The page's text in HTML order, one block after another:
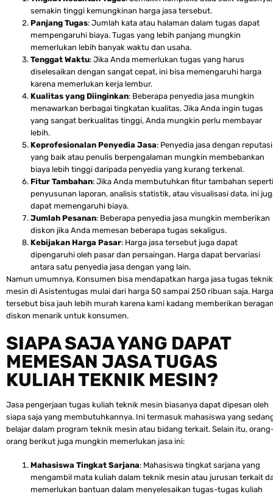
semakin tinggi kemungkinan harga jasa tersebut.
Panjang Tugas: Jumlah kata atau halaman dalam tugas dapat
mempengaruhi biaya. Tugas yang lebih panjang mungkin
memerlukan lebih banyak waktu dan usaha.
Tenggat Waktu: Jika Anda memerlukan tugas yang harus
diselesaikan dengan sangat cepat, ini bisa memengaruhi harga
karena memerlukan kerja lembur.
Kualitas yang Diinginkan: Beberapa penyedia jasa mungkin
menawarkan berbagai tingkatan kualitas. Jika Anda ingin tugas
yang sangat berkualitas tinggi, Anda mungkin perlu membayar
lebih.
Keprofesionalan Penyedia Jasa: Penyedia jasa dengan reputasi
yang baik atau penulis berpengalaman mungkin membebankan
biaya lebih tinggi daripada penyedia yang kurang terkenal.
Fitur Tambahan: Jika Anda membutuhkan fitur tambahan seperti
penyusunan laporan, analisis statistik, atau visualisasi data, ini
dapat memengaruhi biaya.
Jumlah Pesanan: Beberapa penyedia jasa mungkin memberikan
diskon jika Anda memesan beberapa tugas sekaligus.
Kebijakan Harga Pasar: Harga jasa tersebut juga dapat
dipengaruhi oleh pasar dan persaingan. Harga dapat bervariasi
antara satu penyedia jasa dengan yang lain.
Namun umumnya, Konsumen bisa mendapatkan harga jasa tugas teknik
mesin di Asistentugas mulai dari harga 50 sampai 250 ribuan saja. Harga
tersebut bisa jauh lebih murah karena kami kadang memberikan
diskon menarik untuk konsumen.
SIAPA SAJA YANG DAPAT
MEMESAN JASA TUGAS
KULIAH TEKNIK MESIN?
Jasa pengerjaan tugas kuliah teknik mesin biasanya dapat dipesan oleh
siapa saja yang membutuhkannya. Ini termasuk mahasiswa yang
belajar dalam program teknik mesin atau bidang terkait. Selain itu,
orang berikut juga mungkin memerlukan jasa ini:
Mahasiswa Tingkat Sarjana: Mahasiswa tingkat sarjana yang
mengambil mata kuliah dalam teknik mesin atau jurusan terkait
memerlukan bantuan dalam menyelesaikan tugas-tugas kuliah